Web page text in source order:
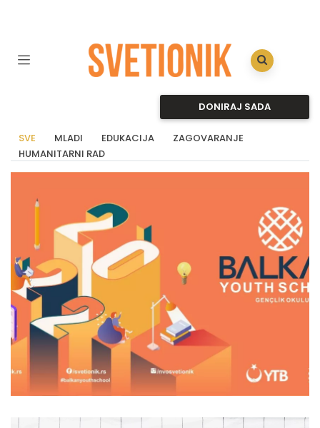
DONIRAJ SADA
SVE MLADI EDUKACIJA
ZAGOVARANJE
HUMANITARNI RAD